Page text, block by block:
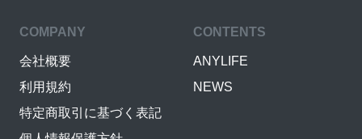
COMPANY
会社概要
利用規約
特定商取引に基づく表記
CONTENTS
ANYLIFE
NEWS